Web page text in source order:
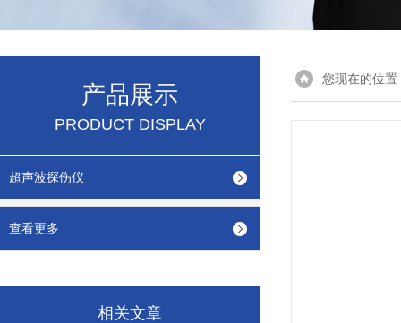
产品展示
PRODUCT DISPLAY
超声波探伤仪
查看更多
相关文章
您现在的位置